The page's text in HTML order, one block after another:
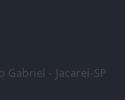
Gabriel - Jacareí-SP